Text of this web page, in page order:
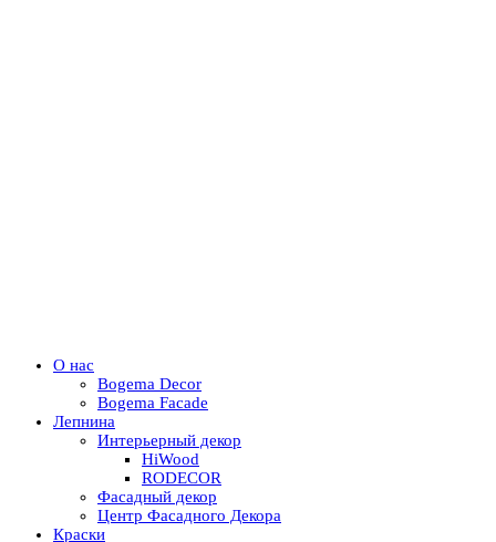
О нас
Bogema Decor
Bogema Facade
Лепнина
Интерьерный декор
HiWood
RODECOR
Фасадный декор
Центр Фасадного Декора
Краски